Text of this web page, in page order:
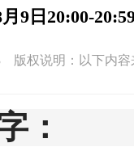
月9日20:00-
版权说明：以下内
：